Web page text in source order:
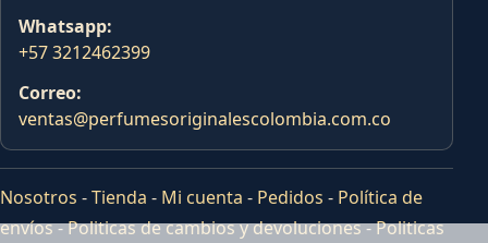
Whatsapp:
+57 3212462399
Correo:
ventas@perfumesoriginalescolombia.com.co
Nosotros -Tienda - Mi cuenta - Pedidos - Política de
envíos-Politicas de cambios y devoluciones-Politicas